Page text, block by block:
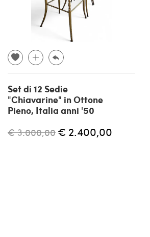
Set di 12 Sedie
"Chiavarine" in Ottone
Pieno, Italia anni '50
€ 3.000,00 € 2.400,00